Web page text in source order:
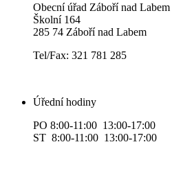
Obecní úřad Záboří nad Labem
Školní 164
285 74 Záboří nad Labem
Tel/Fax: 321 781 285
Úřední hodiny
PO 8:00-11:00 13:00-17:00
ST 8:00-11:00 13:00-17:00